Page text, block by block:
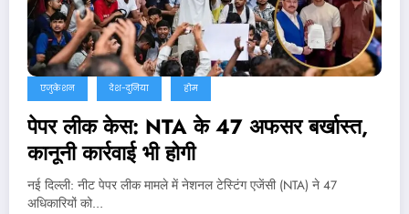
एजुकेशन देश-दुनिया होम
पेपर लीक केस: NTA के 47 अफसर बर्खास्त,
कानूनी कार्रवाई भी होगी
नई दिल्‍ली: नीट पेपर लीक मामले में नेशनल टेस्टिंग एजेंसी (NTA) ने 47
अधिकारियों को…